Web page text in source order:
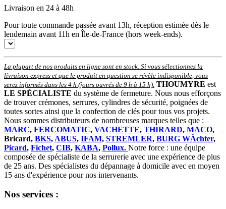
Livraison en 24 à 48h
Pour toute commande passée avant 13h, réception estimée dès le
lendemain avant 11h en Île-de-France (hors week-ends).
La plupart de nos produits en ligne sont en stock. Si vous sélectionnez la
livraison express et que le produit en question se révèle indisponible, vous
serez informés dans les 4 h (jours ouvrés de 9 h à 15 h) THOUMYRE est
LE SPÉCIALISTE du système de fermeture. Nous nous efforçons
de trouver crémones, serrures, cylindres de sécurité, poignées de
toutes sortes ainsi que la confection de clés pour tous vos projets.
Nous sommes distributeurs de nombreuses marques telles que :
MARC, FERCOMATIC, VACHETTE, THIRARD, MACO,
Bricard, BKS, ABUS, IFAM, STREMLER, BURG WÄchter,
Picard, Fichet, CIB, KABA, Pollux. Notre force : une équipe
composée de spécialiste de la serrurerie avec une expérience de plus
de 25 ans. Des spécialistes du dépannage à domicile avec en moyen
15 ans d'expérience pour nos intervenants.
Nos services :